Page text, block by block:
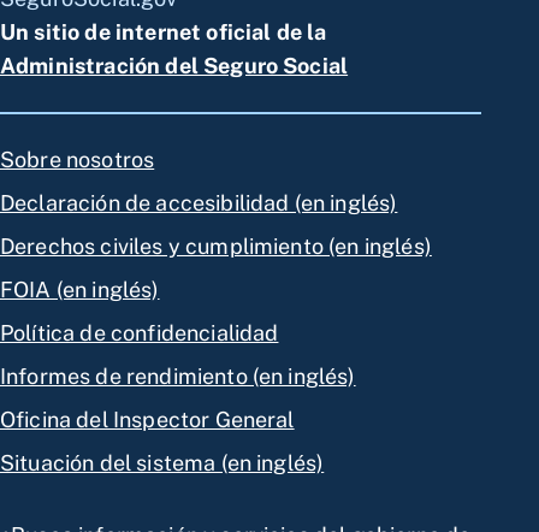
Un sitio de internet oficial de la
Administración del Seguro Social
Sobre nosotros
Declaración de accesibilidad (en inglés)
Derechos civiles y cumplimiento (en inglés)
FOIA (en inglés)
Política de confidencialidad
Informes de rendimiento (en inglés)
Oficina del Inspector General
Situación del sistema (en inglés)